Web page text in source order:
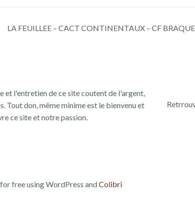
LA FEUILLEE – CACT CONTINENTAUX – CF
et l'entretien de ce site coutent de l'argent,
Tout don, même minime est le bienvenu et
ce site et notre passion.
free using WordPress andColibri